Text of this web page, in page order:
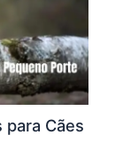
Cães